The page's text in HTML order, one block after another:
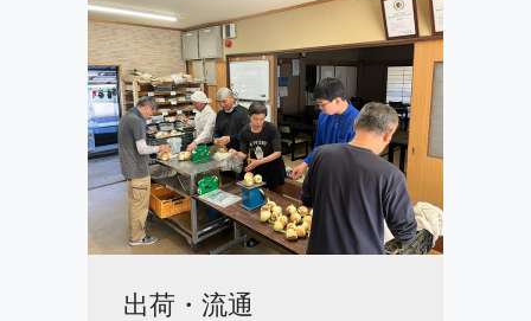
出荷・流通